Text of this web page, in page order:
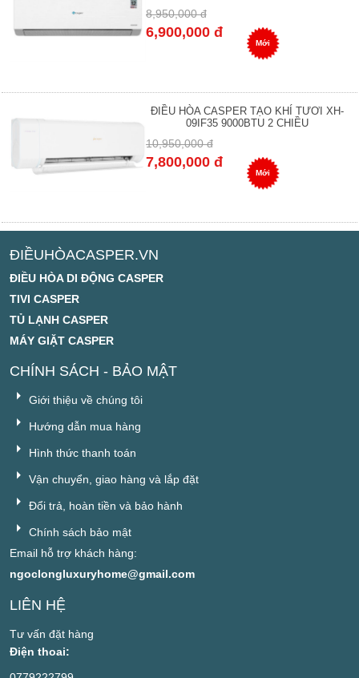
8,950,000 đ
6,900,000 đ
Mới
ĐIỀU HÒA CASPER TẠO KHÍ TƯƠI XH-
09IF35 9000BTU 2 CHIỀU
10,950,000 đ
7,800,000 đ
Mới
ĐIỀUHÒACASPER.VN
ĐIỀU HÒA DI ĐỘNG CASPER
TIVI CASPER
TỦ LẠNH CASPER
MÁY GIẶT CASPER
CHÍNH SÁCH - BẢO MẬT
Giới thiệu về chúng tôi
Hướng dẫn mua hàng
Hình thức thanh toán
Vận chuyển, giao hàng và lắp đặt
Đổi trả, hoàn tiền và bảo hành
Chính sách bảo mật
Email hỗ trợ khách hàng:
ngoclongluxuryhome@gmail.com
LIÊN HỆ
Tư vấn đặt hàng
Điện thoai: